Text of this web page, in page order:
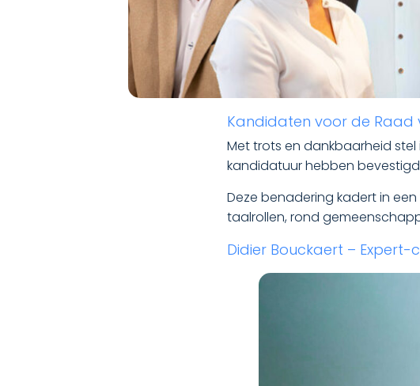
Kandidaten voor de Raad
Met trots en dankbaarheid
kandidatuur hebben
Deze benadering kadert in
taalrollen, rond
Didier Bouckaert –